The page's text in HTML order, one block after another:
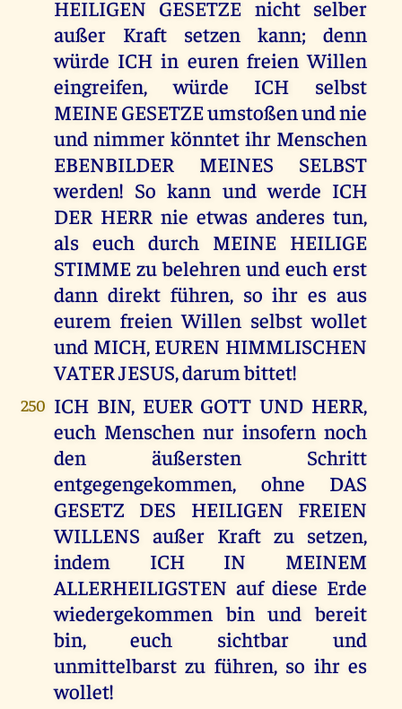
HEILIGEN GESETZE nicht selber
außer Kraft setzen kann; denn
würde ICH in euren freien Willen
eingreifen, würde ICH selbst
MEINE GESETZE umstoßen und nie
und nimmer könntet ihr Menschen
EBENBILDER MEINES SELBST
werden! So kann und werde ICH
DER HERR nie etwas anderes tun,
als euch durch MEINE HEILIGE
STIMME zu belehren und euch erst
dann direkt führen, so ihr es aus
eurem freien Willen selbst wollet
und MICH, EUREN HIMMLISCHEN
VATER JESUS, darum bittet!
250 ICH BIN, EUER GOTT UND HERR,
euch Menschen nur insofern noch
den äußersten Schritt
entgegengekommen, ohne DAS
GESETZ DES HEILIGEN FREIEN
WILLENS außer Kraft zu setzen,
indem ICH IN MEINEM
ALLERHEILIGSTEN auf diese Erde
wiedergekommen bin und bereit
bin, euch sichtbar und
unmittelbarst zu führen, so ihr es
wollet!